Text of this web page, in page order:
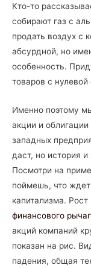
Кто-то
собирают газ с
продать воздух с
абсурдной, но
особенность.
товаров с
Именно поэтому
акции и
западных
даст, но история
Посмотри на
поймешь, что
капитализма. Рост
финансового
акций компаний
показан на рис.
падения, общая